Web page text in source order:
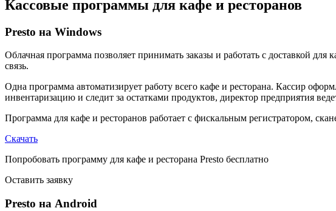
Кассовые программы для кафе и ресторанов
Presto на Windows
Облачная программа позволяет принимать заказы и работать с доставкой
связь.
Одна программа автоматизирует работу всего кафе и ресторана. Кассир
инвентаризацию и следит за остатками продуктов, директор предприятия
Программа для кафе и ресторанов работает с фискальным регистратором,
Скачать
Попробовать программу для кафе и ресторана Presto бесплатно
Оставить заявку
Presto на Android